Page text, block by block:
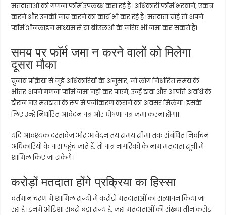
मतदाताओं को गणना फॉर्म उपलब्ध करा रहे हैं। अधिकारी फॉर्म भरवाने, एकत्र
करने और उनकी जांच करने का कार्य भी कर रहे हैं। मतदाता चाहें तो अपने
फॉर्म ऑनलाइन माध्यम से या बीएलओ के जरिए भी जमा कर सकते हैं।
समय पर फॉर्म जमा न करने वालों को मिलेगा
दूसरा मौका
चुनाव प्रक्रिया से जुड़े अधिकारियों के अनुसार, जो लोग निर्धारित समय के
भीतर अपने गणना फॉर्म जमा नहीं कर पाएंगे, उन्हें दावा और आपत्ति अवधि के
दौरान नए मतदाता के रूप में पंजीकरण कराने का अवसर मिलेगा। इसके
लिए उन्हें निर्धारित आवेदन पत्र और घोषणा पत्र जमा करना होगा।
यदि आवश्यक दस्तावेज और आवेदन तय समय सीमा तक संबंधित निर्वाचन
अधिकारियों के पास पहुंच जाते हैं, तो पात्र नागरिकों के नाम मतदाता सूची में
शामिल किए जा सकेंगे।
करोड़ों मतदाता होंगे प्रक्रिया का हिस्सा
वर्तमान चरण में शामिल राज्यों में करोड़ों मतदाताओं का सत्यापन किया जा
रहा है। इनमें ओडिशा सबसे बड़ा राज्य है, जहां मतदाताओं की संख्या तीन करोड़